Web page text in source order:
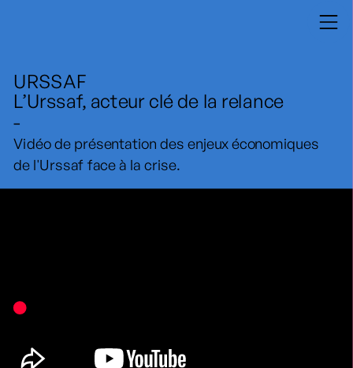
URSSAF
L’Urssaf, acteur clé de la relance
-
Vidéo de présentation des enjeux économiques
de l'Urssaf face à la crise.